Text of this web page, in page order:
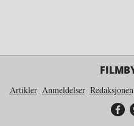
Artikler Anmeldelser Redaksjonen